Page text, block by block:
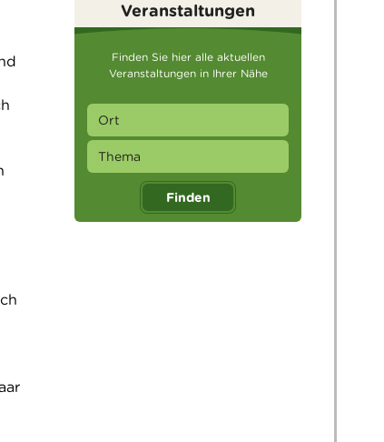
Veranstaltungen
Finden Sie hier alle aktuellen
Veranstaltungen in Ihrer Nähe
Finden